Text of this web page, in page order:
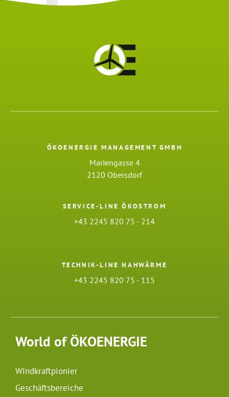
ÖKOENERGIE MANAGEMENT GMBH
Mariengasse 4
2120 Obersdorf
SERVICE-LINE ÖKOSTROM
+43 2245 820 75 - 214
TECHNIK-LINE NAHWÄRME
+43 2245 820 75 - 115
World of ÖKOENERGIE
Windkraftpionier
Geschäftsbereiche